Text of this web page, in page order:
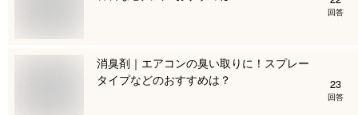
回答
消臭剤｜エアコンの臭い取りに！スプレー
タイプなどのおすすめは？
23
回答